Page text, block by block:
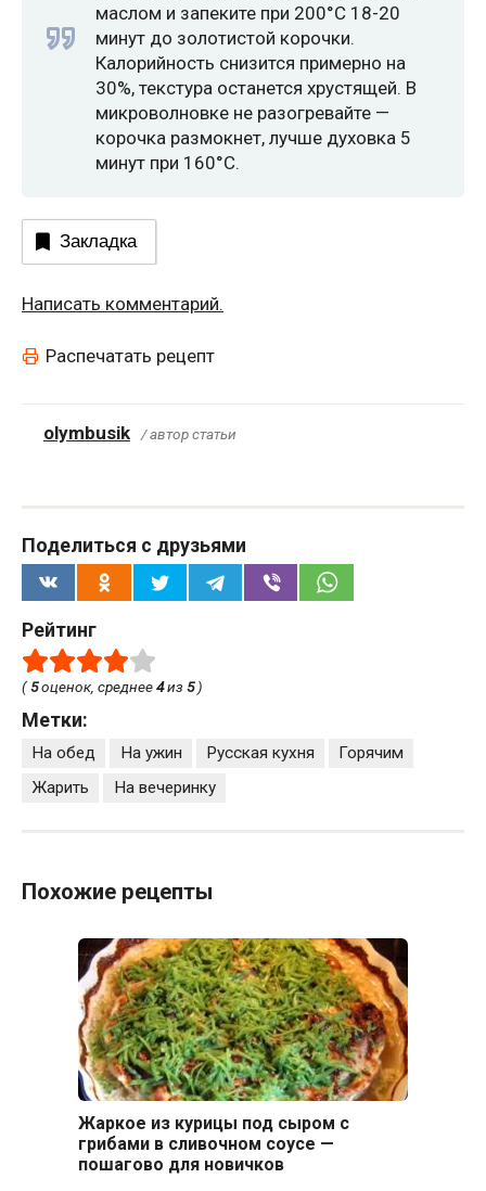
маслом и запеките при 200°C 18-20
минут до золотистой корочки.
Калорийность снизится примерно на
30%, текстура останется хрустящей. В
микроволновке не разогревайте —
корочка размокнет, лучше духовка 5
минут при 160°C.
Закладка
Написать комментарий.
Распечатать рецепт
olymbusik / автор статьи
Поделиться с друзьями
Рейтинг
(5оценок, среднее4из 5)
Метки:
На обед На ужин Русская кухня
Горячим
Жарить
На вечеринку
Похожие рецепты
Жаркое из курицы под сыром с
грибами в сливочном соусе —
пошагово для новичков